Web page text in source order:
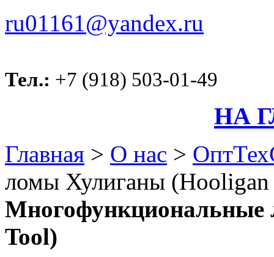
ru01161@yandex.ru
Тел.: +7 (918) 503-01-49
НА
Главная > О нас >
ломы Хулиганы
Tool)